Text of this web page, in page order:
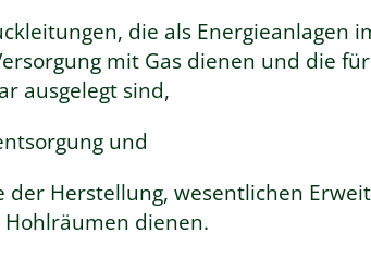
die als Energieanlagen
mit Gas dienen und die
ausgelegt sind,
und
der Herstellung, wesentlichen
dienen.